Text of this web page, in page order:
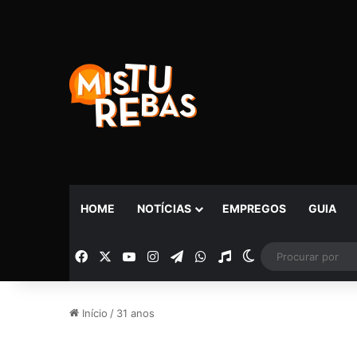
HOME NOTÍCIAS EMPREGOS GUIA
Facebook YouTubeInstagramTelegramWhatsApp
Rádio Switch skin
Início / 31 anos